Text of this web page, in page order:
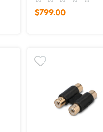
$799.00